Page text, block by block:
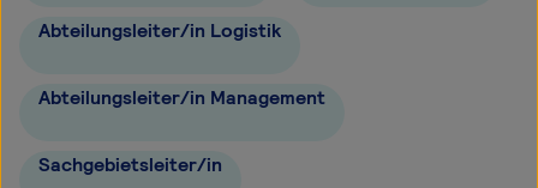
Abteilungsleiter/in Logistik
Abteilungsleiter/in Management
Sachgebietsleiter/in